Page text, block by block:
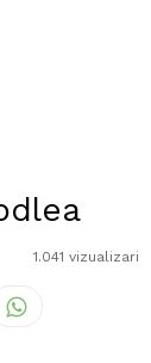
1.041 vizualizari